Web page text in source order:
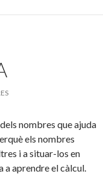
nombres que ajuda
els nombres
i a situar-los en
a aprendre el càlcul.